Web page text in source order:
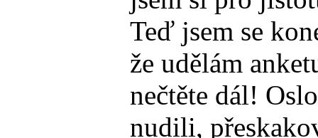
Teď jsem se
že udělám
nečtěte dál!
nudili,